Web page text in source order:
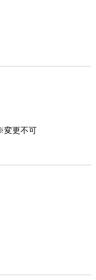
変更不可